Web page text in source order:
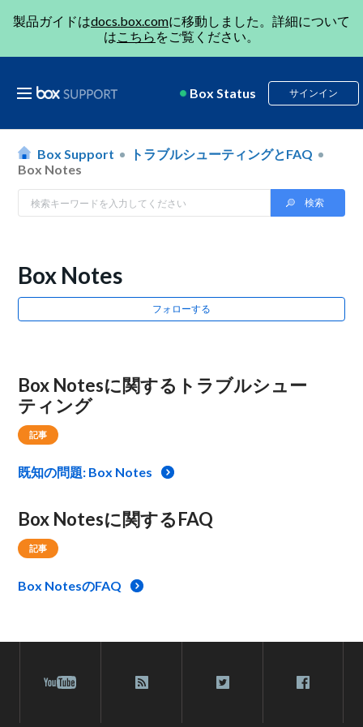
製品ガイドはdocs.box.comに移動しました。詳細について
はこちら をご覧ください。
Box Status サインイン
Box Support
トラブルシューティングとFAQ
Box Notes
Box Notes
フォローする
Box Notesに関するトラブルシュー
ティング
記事
既知の問題: Box Notes
Box Notesに関するFAQ
記事
Box NotesのFAQ